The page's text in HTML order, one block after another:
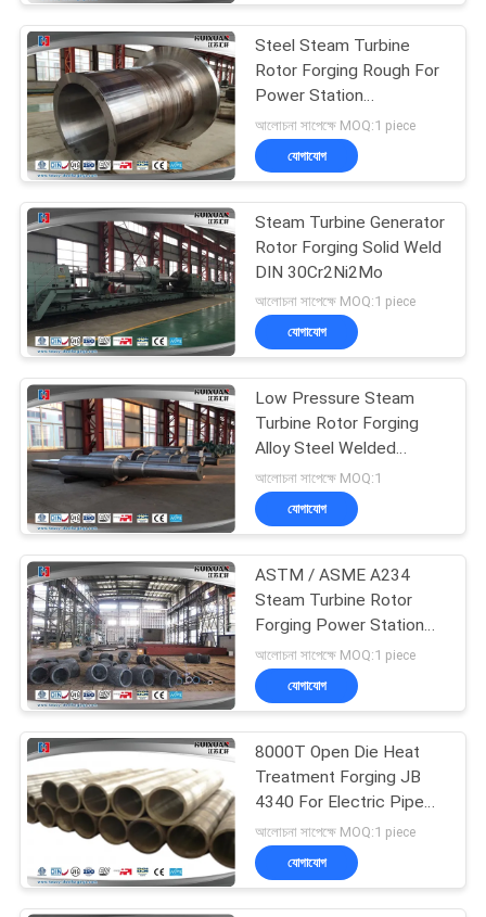
মান
নিয়ন্ত্রণ
সাইট
ম্যাপ
PRIVACY
POLICY
Gear Blank Forging
17
Forged Steel
Flanges
Forged Cylinder
23
Heat Treatment
Forging
Steel Steam Turbine
Rotor Forging Rough For
Power Station
Equipment
আলোচনা সাপেক্ষে MOQ:1 piece
যোগাযোগ
Steam Turbine Generator
Rotor Forging Solid Weld
DIN 30Cr2Ni2Mo
আলোচনা সাপেক্ষে MOQ:1 piece
যোগাযোগ
Low Pressure Steam
Turbine Rotor Forging
Alloy Steel Welded
60MW
আলোচনা সাপেক্ষে MOQ:1
যোগাযোগ
ASTM / ASME A234
Steam Turbine Rotor
Forging Power Station
Bend Pipe
আলোচনা সাপেক্ষে MOQ:1 piece
যোগাযোগ
8000T Open Die Heat
Treatment Forging JB
4340 For Electric Pipe
Line
আলোচনা সাপেক্ষে MOQ:1 piece
যোগাযোগ